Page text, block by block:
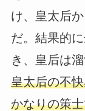
け、皇太后
だ。結果的
き、皇后は
皇太后の不
かなりの策